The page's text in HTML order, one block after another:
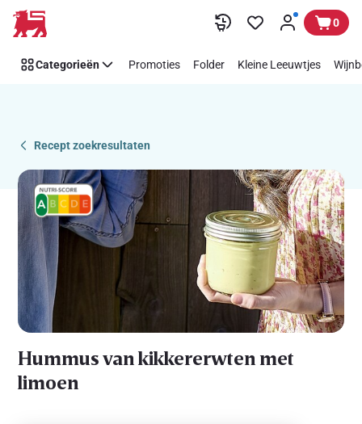
Overslaan
Recipe
Details
0
Categorieën Promoties Folder Kleine Leeuwtjes
Recept zoekresultaten
Hummus van kikkererwten met
limoen